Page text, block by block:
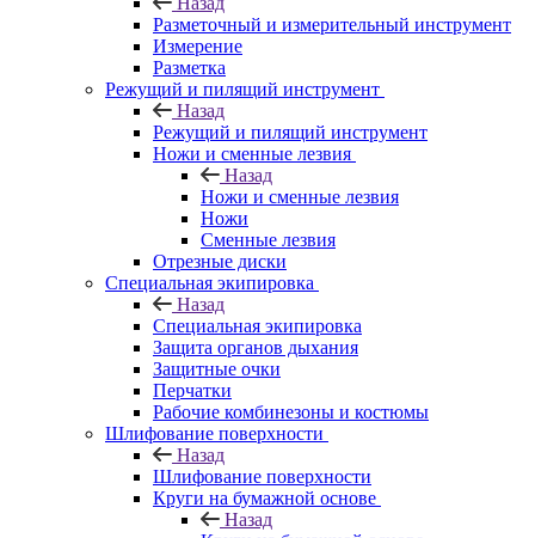
Разметочный и измерительный инструмент
Измерение
Разметка
Режущий и пилящий инструмент
Назад
Режущий и пилящий инструмент
Ножи и сменные лезвия
Назад
Ножи и сменные лезвия
Ножи
Сменные лезвия
Отрезные диски
Специальная экипировка
Назад
Специальная экипировка
Защита органов дыхания
Защитные очки
Перчатки
Рабочие комбинезоны и костюмы
Шлифование поверхности
Назад
Шлифование поверхности
Круги на бумажной основе
Назад